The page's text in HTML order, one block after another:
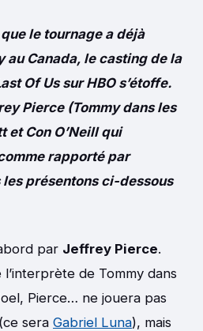
le tournage a déjà
au Canada, le casting de la
Of Us sur HBO s’étoffe.
Pierce (Tommy dans les
et Con O’Neill qui
rapporté par
les présentons ci-dessous
par Jeffrey Pierce.
de Tommy dans
Pierce… ne jouera pas
sera Gabriel Luna), mais